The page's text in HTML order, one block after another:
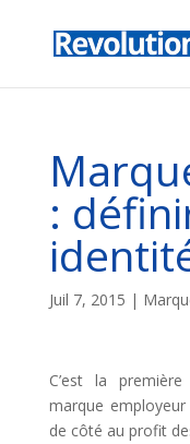
:
Juil 7, 2015 |
C’est la
marque
de côté au profit